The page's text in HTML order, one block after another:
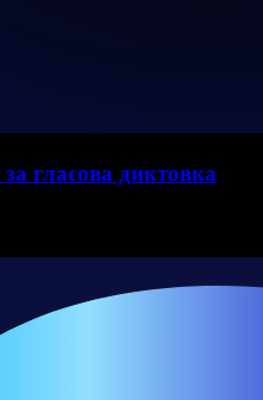
гласова диктовка